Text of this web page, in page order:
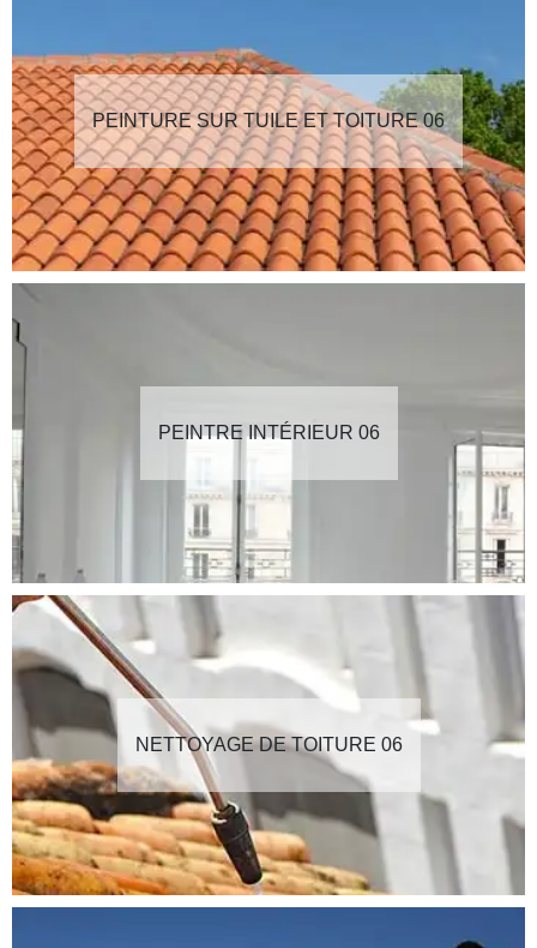
PEINTURE SUR TUILE ET TOITURE 06
PEINTRE INTÉRIEUR 06
NETTOYAGE DE TOITURE 06